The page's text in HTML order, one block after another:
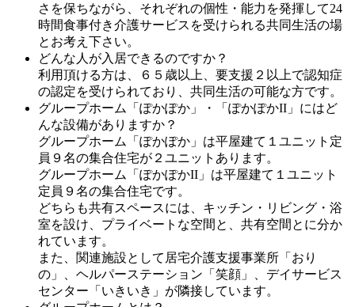
さを保ちながら、それぞれの個性・能力を発揮して24
時間食事付き介護サービスを受けられる共同生活の場
とお考え下さい。
どんな人が入居できるのですか？
利用頂ける方は、６５歳以上、要支援２以上で認知症
の認定を受けられており、共同生活の可能な方です。
グループホーム「ぽかぽか」・「ぽかぽかII」にはど
んな設備がありますか？
グループホーム「ぽかぽか」は平屋建て１ユニット定
員９名の集合住宅が２ユニットあります。
グループホーム「ぽかぽかII」は平屋建て１ユニット
定員９名の集合住宅です。
どちらも共有スペースには、キッチン・リビング・浴
室を設け、プライベートな空間と、共有空間とに分か
れています。
また、関連施設として居宅介護支援事業所「おり
の」、ヘルパーステーション「笑顔」、デイサービス
センター「いきいき」が隣接しています。